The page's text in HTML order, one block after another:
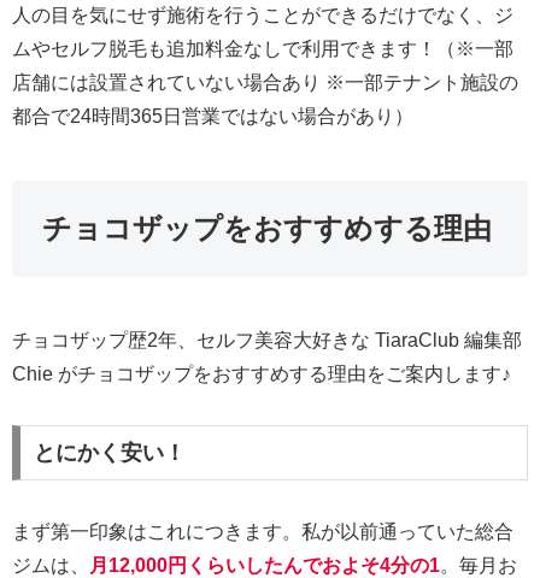
人の目を気にせず施術を行うことができるだけでなく、ジ
ムやセルフ脱毛も追加料金なしで利用できます！（※一部
店舗には設置されていない場合あり ※一部テナント施設の
都合で24時間365日営業ではない場合があり）
チョコザップをおすすめする理由
チョコザップ歴2年、セルフ美容大好きな TiaraClub 編集部
Chie がチョコザップをおすすめする理由をご案内します♪
とにかく安い！
まず第一印象はこれにつきます。私が以前通っていた総合
ジムは、
月12,000円くらいしたんでおよそ4分の1。毎月お